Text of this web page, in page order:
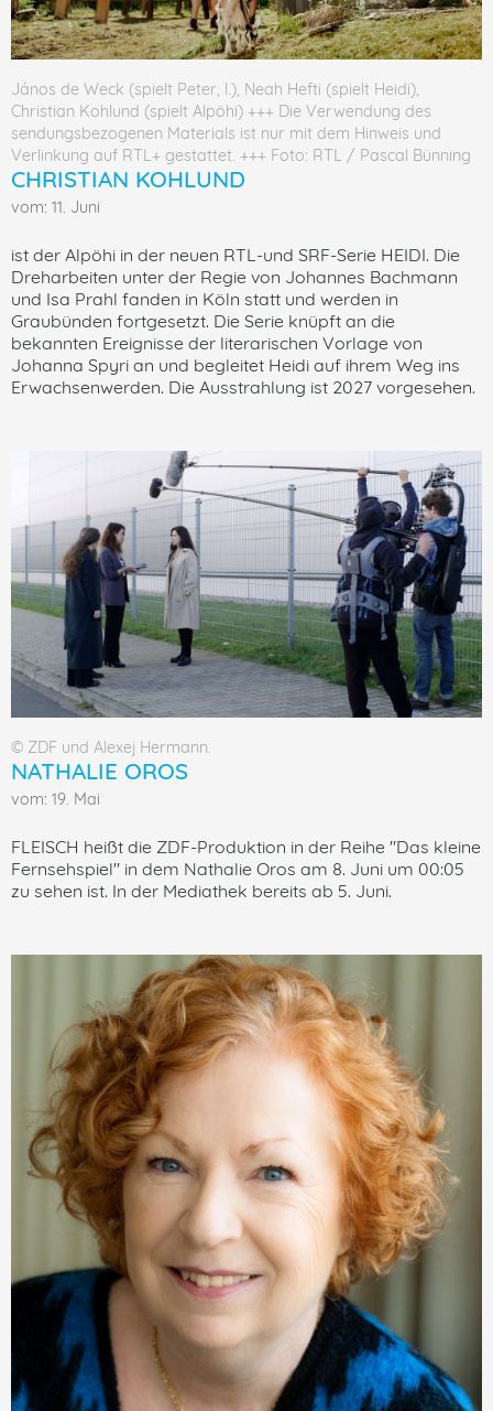
János de Weck (spielt Peter, l.), Neah Hefti (spielt Heidi),
Christian Kohlund (spielt Alpöhi) +++ Die Verwendung des
sendungsbezogenen Materials ist nur mit dem Hinweis und
Verlinkung auf RTL+ gestattet. +++ Foto: RTL / Pascal Bünning
CHRISTIAN KOHLUND
vom: 11. Juni
ist der Alpöhi in der neuen RTL-und SRF-Serie HEIDI. Die
Dreharbeiten unter der Regie von Johannes Bachmann
und Isa Prahl fanden in Köln statt und werden in
Graubünden fortgesetzt. Die Serie knüpft an die
bekannten Ereignisse der literarischen Vorlage von
Johanna Spyri an und begleitet Heidi auf ihrem Weg ins
Erwachsenwerden. Die Ausstrahlung ist 2027 vorgesehen.
© ZDF und Alexej Hermann.
NATHALIE OROS
vom: 19. Mai
FLEISCH heißt die ZDF-Produktion in der Reihe "Das kleine
Fernsehspiel" in dem Nathalie Oros am 8. Juni um 00:05
zu sehen ist. In der Mediathek bereits ab 5. Juni.